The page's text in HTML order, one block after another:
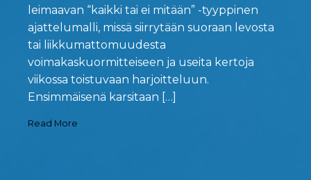
leimaavan “kaikki tai ei mitään” -tyyppinen
ajattelumalli, missä siirrytään suoraan levosta
tai liikkumattomuudesta
voimakaskuormitteiseen ja useita kertoja
viikossa toistuvaan harjoitteluun.
Ensimmäisenä karsitaan […]
Read More